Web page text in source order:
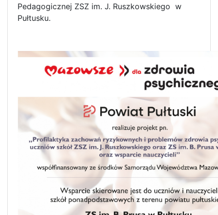
Pedagogicznej ZSZ im. J. Ruszkowskiego w
Pułtusku.